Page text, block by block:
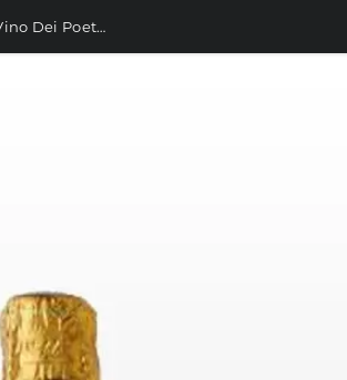
Bottega Il Vino Dei Poeti Prosecco Gold 750ml